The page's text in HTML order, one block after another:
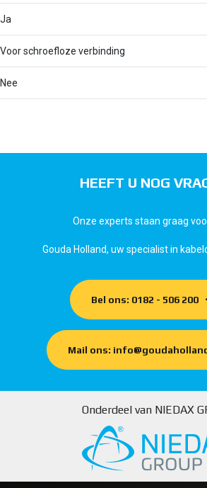
Ja
Voor schroefloze verbinding
Nee
HEEFT U NOG
Onze experts staan graag
Gouda Holland, uw specialist in
Bel ons: 0182 - 506 200
Mail ons:
Onderdeel van NIEDAX